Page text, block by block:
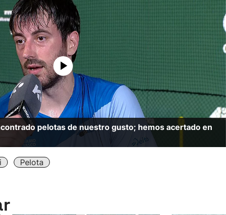
pelotas de nuestro gusto; hemos acertado en
Pelota